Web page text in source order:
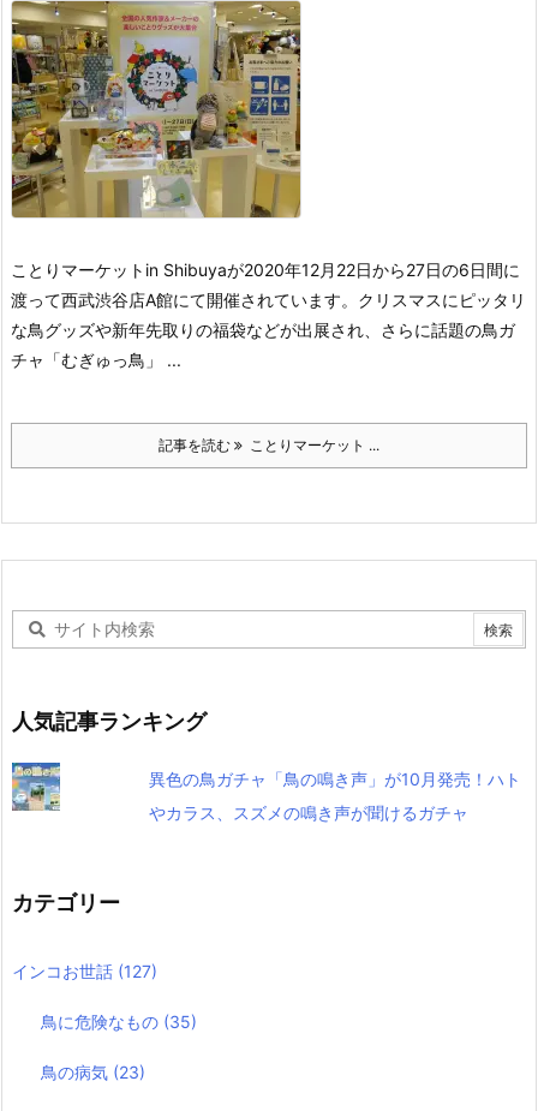
ことりマーケットin Shibuyaが2020年12月22日から27日の6日間に
渡って西武渋谷店A館にて開催されています。 クリスマスにピッタリ
な鳥グッズや新年先取りの福袋などが出展され、さらに話題の鳥ガ
チャ「むぎゅっ鳥」 ...
記事を読む ことりマーケット ...
人気記事ランキング
異色の鳥ガチャ「鳥の鳴き声」が10月発売！ハト
やカラス、スズメの鳴き声が聞けるガチャ
カテゴリー
インコお世話 (127)
鳥に危険なもの (35)
鳥の病気 (23)